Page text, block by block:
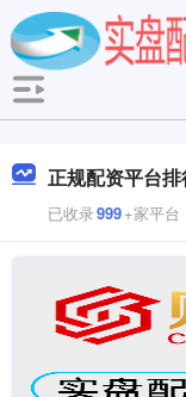
正规配资平台排
已收录999+家平台